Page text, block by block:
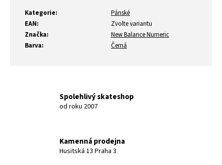
Kategorie:
Pánské
EAN:
Zvolte variantu
Značka:
New Balance Numeric
Barva: Černá
Spolehlivý skateshop
od roku 2007
Kamenná prodejna
Husitská 13 Praha 3